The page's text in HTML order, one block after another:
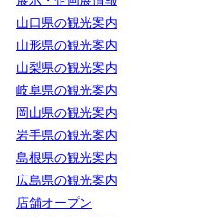
山口県の観光案内
山形県の観光案内
山梨県の観光案内
岐阜県の観光案内
岡山県の観光案内
岩手県の観光案内
島根県の観光案内
広島県の観光案内
店舗オープン